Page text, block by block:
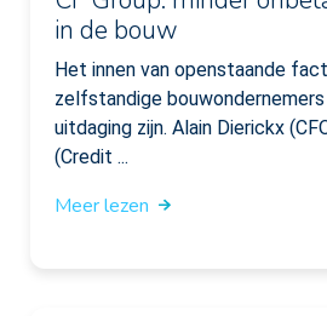
in de bouw
Het innen van openstaande
zelfstandige
uitdaging zijn. Alain Dierickx
(Credit ...
Meer lezen